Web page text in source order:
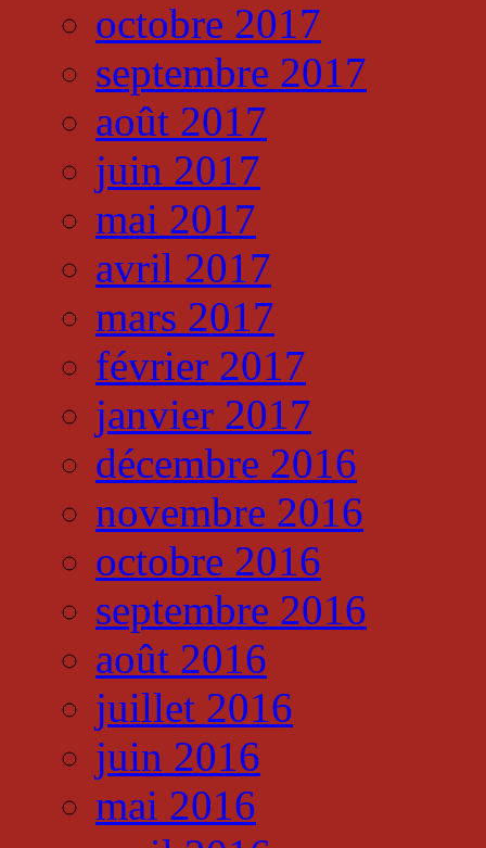
octobre 2017
septembre 2017
août 2017
juin 2017
mai 2017
avril 2017
mars 2017
février 2017
janvier 2017
décembre 2016
novembre 2016
octobre 2016
septembre 2016
août 2016
juillet 2016
juin 2016
mai 2016